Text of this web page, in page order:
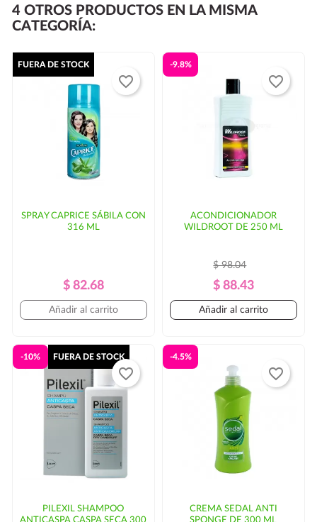
entregarse al día siguiente.
habituales de puede haber un
incremento en el costo del envío y/o mayor tiempo de
entrega. En ese caso, se solicitaría autorización por
parte del cliente.
4 OTROS PRODUCTOS EN LA MISMA
CATEGORÍA:
SPRAY CAPRICE SÁBILA CON
316 ML
Precio
Regular
Precio
$ 82.68
FUERA DE STOCK
Añadir al carrito
favorite_border
ACONDICIONADOR
WILDROOT DE 250 ML
Precio
Regular
$ 98.04
Precio
$ 88.43
-9.8%
Añadir al carrito
favorite_border
PILEXIL SHAMPOO
ANTICASPA CASPA SECA 300
-10% FUERA DE STOCK
favorite_border
CREMA SEDAL ANTI
SPONGE DE 300 ML
-4.5%
favorite_border